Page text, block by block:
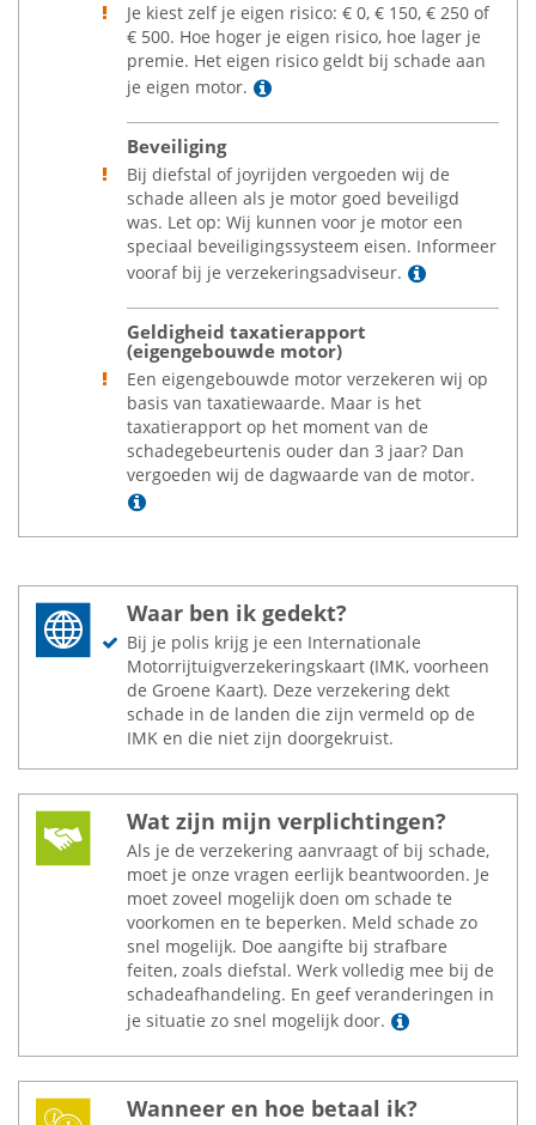
Je kiest zelf je eigen risico: € 0, € 150, € 250 of
€ 500. Hoe hoger je eigen risico, hoe lager je
premie. Het eigen risico geldt bij schade aan
je eigen motor.
Lees meer
Beveiliging
Bij diefstal of joyrijden vergoeden wij de
schade alleen als je motor goed beveiligd
was. Let op: Wij kunnen voor je motor een
speciaal beveiligingssysteem eisen. Informeer
vooraf bij je verzekeringsadviseur.
Lees meer
Geldigheid taxatierapport
(eigengebouwde motor)
Een eigengebouwde motor verzekeren wij op
basis van taxatiewaarde. Maar is het
taxatierapport op het moment van de
schadegebeurtenis ouder dan 3 jaar? Dan
vergoeden wij de dagwaarde van de motor.
Lees meer
Waar ben ik gedekt?
Bij je polis krijg je een Internationale
Motorrijtuigverzekeringskaart (IMK, voorheen
de Groene Kaart). Deze verzekering dekt
schade in de landen die zijn vermeld op de
IMK en die niet zijn doorgekruist.
Wat zijn mijn verplichtingen?
Als je de verzekering aanvraagt of bij schade,
moet je onze vragen eerlijk beantwoorden. Je
moet zoveel mogelijk doen om schade te
voorkomen en te beperken. Meld schade zo
snel mogelijk. Doe aangifte bij strafbare
feiten, zoals diefstal. Werk volledig mee bij de
schadeafhandeling. En geef veranderingen in
je situatie zo snel mogelijk door.
Lees meer
Wanneer en hoe betaal ik?